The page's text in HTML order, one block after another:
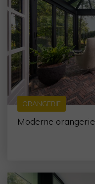
ORANGERIE
Moderne orangerie